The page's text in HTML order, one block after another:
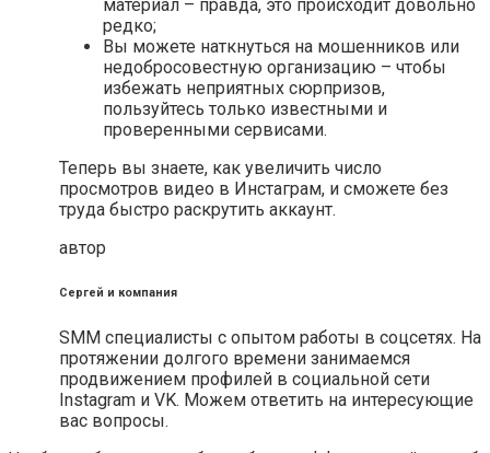
материал – правда, это происходит довольно
редко;
Вы можете наткнуться на мошенников или
недобросовестную организацию – чтобы
избежать неприятных сюрпризов,
пользуйтесь только известными и
проверенными сервисами.
Теперь вы знаете, как увеличить число
просмотров видео в Инстаграм, и сможете без
труда быстро раскрутить аккаунт.
автор
Сергей и компания
SMM специалисты с опытом работы в соцсетях. На
протяжении долгого времени занимаемся
продвижением профилей в социальной сети
Instagram и VK. Можем ответить на интересующие
вас вопросы.